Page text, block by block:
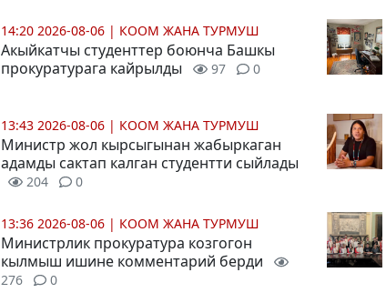
14:20 2026-08-06 | КООМ ЖАНА ТУРМУШ
Акыйкатчы студенттер боюнча Башкы
прокуратурага кайрылды
97 0
13:43 2026-08-06 | КООМ ЖАНА ТУРМУШ
Министр жол кырсыгынан жабыркаган
адамды сактап калган студентти сыйлады
204 0
13:36 2026-08-06 | КООМ ЖАНА ТУРМУШ
Министрлик прокуратура козгогон
кылмыш ишине комментарий берди
276 0